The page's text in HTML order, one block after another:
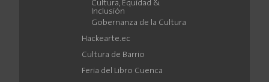
Cultura, Equidad &
Inclusión
Gobernanza de la Cultura
Hackearte.ec
Cultura de Barrio
Feria del Libro Cuenca